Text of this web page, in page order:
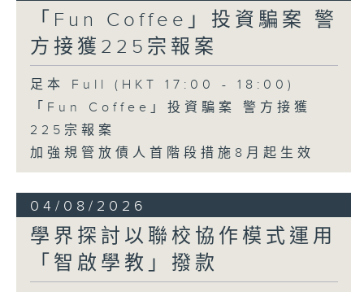
「Fun Coffee」投資騙案 警
方接獲225宗報案
足本 Full (HKT 17:00 - 18:00)
「Fun Coffee」投資騙案 警方接獲
225宗報案
加強規管放債人首階段措施8月起生效
04/08/2026
學界探討以聯校協作模式運用
「智啟學教」撥款